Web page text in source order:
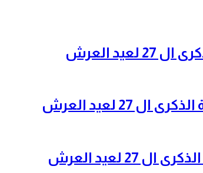
العرش
لعيد العرش
لعيد العرش